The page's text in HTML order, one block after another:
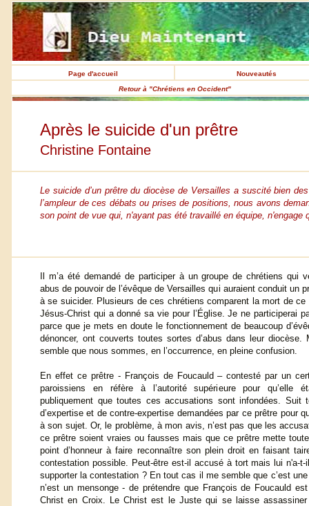
Page d'accueil
Nouveautés
Retour à "Chrétiens en Occident"
Après le suicide d'un prêtre
Christine Fontaine
Le suicide d’un prêtre du diocèse de Versailles a suscité bien
l’ampleur de ces débats ou prises de positions, nous avons
son point de vue qui, n'ayant pas été travaillé en équipe, n'engage
Il m’a été demandé de participer à un groupe de chrétiens qui
abus de pouvoir de l’évêque de Versailles qui auraient conduit un
à se suicider. Plusieurs de ces chrétiens comparent la mort de
Jésus-Christ qui a donné sa vie pour l’Église. Je ne participerai
parce que je mets en doute le fonctionnement de beaucoup
dénoncer, ont couverts toutes sortes d’abus dans leur diocèse.
semble que nous sommes, en l’occurrence, en pleine confusion.
En effet ce prêtre - François de Foucauld – contesté par un
paroissiens en réfère à l’autorité supérieure pour qu’elle
publiquement que toutes ces accusations sont infondées. Suit
d’expertise et de contre-expertise demandées par ce prêtre pour
à son sujet. Or, le problème, à mon avis, n’est pas que les
ce prêtre soient vraies ou fausses mais que ce prêtre mette
point d’honneur à faire reconnaître son plein droit en faisant
contestation possible. Peut-être est-il accusé à tort mais lui n'a-
supporter la contestation ? En tout cas il me semble que c’est
n’est un mensonge - de prétendre que François de Foucauld
Christ en Croix. Le Christ est le Juste qui se laisse